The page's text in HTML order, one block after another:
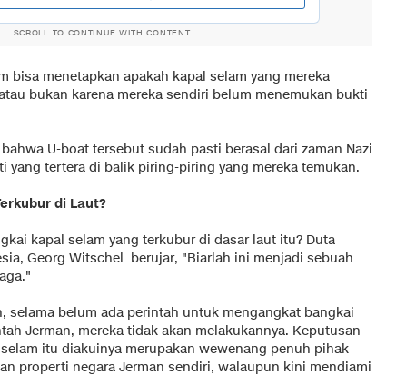
SCROLL TO CONTINUE WITH CONTENT
bisa menetapkan apakah kapal selam yang mereka
bukan karena mereka sendiri belum menemukan bukti
U-boat tersebut sudah pasti berasal dari zaman Nazi
yang tertera di balik piring-piring yang mereka temukan.
di Laut?
kapal selam yang terkubur di dasar laut itu? Duta
Georg Witschel berujar, "Biarlah ini menjadi sebuah
selama belum ada perintah untuk mengangkat bangkai
Jerman, mereka tidak akan melakukannya. Keputusan
itu diakuinya merupakan wewenang penuh pihak
properti negara Jerman sendiri, walaupun kini mendiami